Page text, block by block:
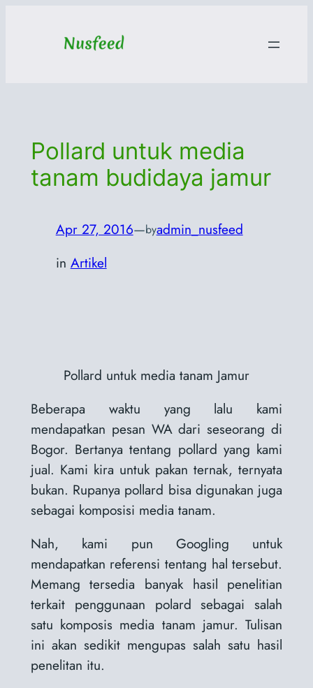
Pollard untuk media
tanam budidaya jamur
Apr 27, 2016—byadmin_nusfeed
in Artikel
Pollard untuk media tanam Jamur
Beberapa waktu yang lalu kami
mendapatkan pesan WA dari seseorang di
Bogor. Bertanya tentang pollard yang kami
jual. Kami kira untuk pakan ternak, ternyata
bukan. Rupanya pollard bisa digunakan juga
sebagai komposisi media tanam.
Nah, kami pun Googling untuk
mendapatkan referensi tentang hal tersebut.
Memang tersedia banyak hasil penelitian
terkait penggunaan polard sebagai salah
satu komposis media tanam jamur. Tulisan
ini akan sedikit mengupas salah satu hasil
penelitan itu.